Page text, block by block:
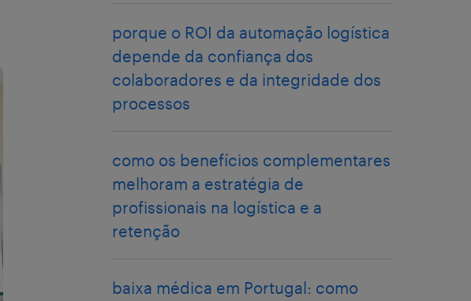
porque o ROI da automação logística
depende da confiança dos
colaboradores e da integridade dos
processos
como os benefícios complementares
melhoram a estratégia de
profissionais na logística e a
retenção
baixa médica em Portugal: como